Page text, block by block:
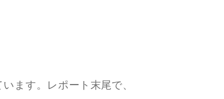
います。レポート末尾で、